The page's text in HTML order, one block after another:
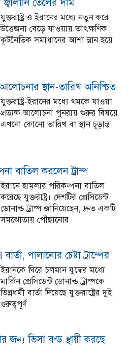
তেলের দাম
যুক্তরাষ্ট্র ও ইরানের মধ্যে নতুন করে
উত্তেজনা বেড়ে যাওয়ায় তাৎক্ষণিক
কূটনৈতিক সমাধানের আশা ম্লান হয়ে
স্থান-তারিখ অনিশ্চিত
যুক্তরাষ্ট্র-ইরানের মধ্যে থমকে যাওয়া
প্রত্যক্ষ আলোচনা পুনরায় শুরুর বিষয়ে
এখনো কোনো তারিখ বা স্থান চূড়ান্ত
বাতিল করলেন ট্রাম্প
ইরানে হামলার পরিকল্পনা বাতিল
করেছে যুক্তরাষ্ট্র। দেশটির প্রেসিডেন্ট
ডোনাল্ড ট্রাম্প জানিয়েছেন, দ্রুত একটি
সমঝোতায় পৌঁছানোর
পালানোর চেষ্টা ট্রাম্পের
ইরানকে ঘিরে চলমান যুদ্ধের মধ্যে
মার্কিন প্রেসিডেন্ট ডোনাল্ড ট্রাম্পকে
ভিন্নধর্মী বার্তা দিয়েছে যুক্তরাষ্ট্রের দুই
গুরুত্বপূর্ণ
জন্য ভিসা বন্ড স্থায়ী করছে